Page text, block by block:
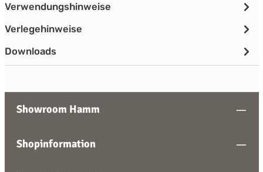
Verwendungshinweise
Verlegehinweise
Downloads
Showroom Hamm
Shopinformation